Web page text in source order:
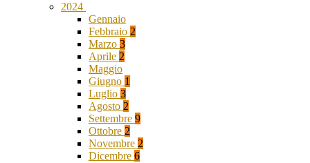
2024
Gennaio
Febbraio 2
Marzo 3
Aprile 2
Maggio
Giugno 1
Luglio 3
Agosto 2
Settembre 9
Ottobre 2
Novembre 2
Dicembre 6